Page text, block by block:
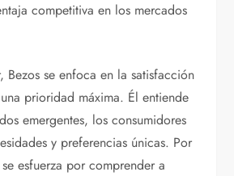
competitiva en los mercados
Bezos se enfoca en la satisfacción
prioridad máxima. Él entiende
emergentes, los consumidores
y preferencias únicas. Por
esfuerza por comprender a